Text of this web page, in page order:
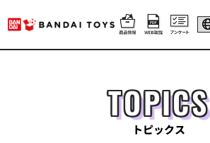
TOPICS
トピックス